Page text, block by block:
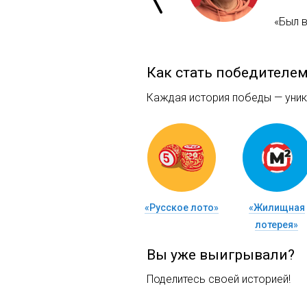
«Был
Как стать
Каждая история победы —
«Русское лото»
«Жилищная
лотерея»
Вы уже выигрывали?
Поделитесь своей историей!